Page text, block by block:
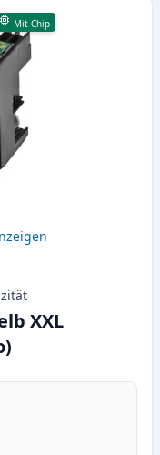
Mit Chip
XXL